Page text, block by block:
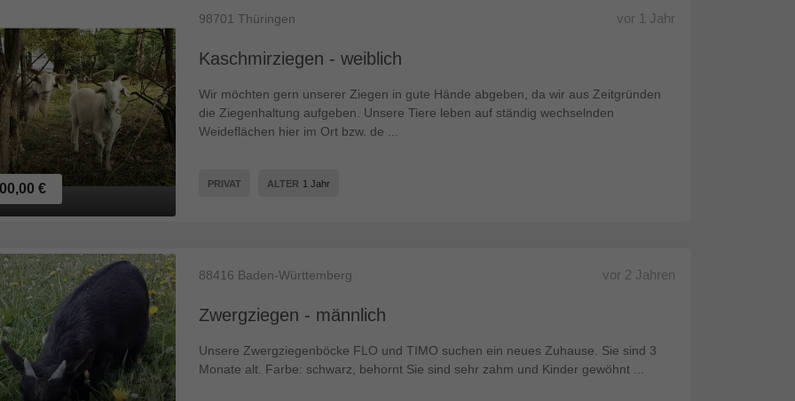
Kaschmirziegen - weiblich
98701 Thüringen
€
vor 1 Jahr
Wir möchten gern unserer Ziegen in gute Hände abgeben, da wir aus Zeitgründen
die Ziegenhaltung aufgeben. Unsere Tiere leben auf ständig wechselnden
Weideflächen hier im Ort bzw. de ...
PRIVAT ALTER 1 Jahr
Zwergziegen - männlich
88416 Baden-Württemberg vor 2 Jahren
Unsere Zwergziegenböcke FLO und TIMO suchen ein neues Zuhause. Sie sind 3
Monate alt. Farbe: schwarz, behornt Sie sind sehr zahm und Kinder gewöhnt ...